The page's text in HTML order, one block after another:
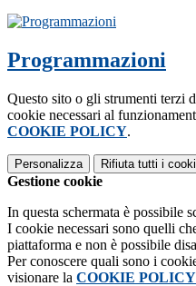
Programmazioni
Questo sito o gli strumenti terzi
cookie necessari al
COOKIE POLICY.
Personalizza Rifiuta tutti i
Gestione cookie
In questa schermata è possibile
I cookie necessari sono quelli
piattaforma e non è possibile
Per conoscere quali sono i
visionare la COOKIE POLICY